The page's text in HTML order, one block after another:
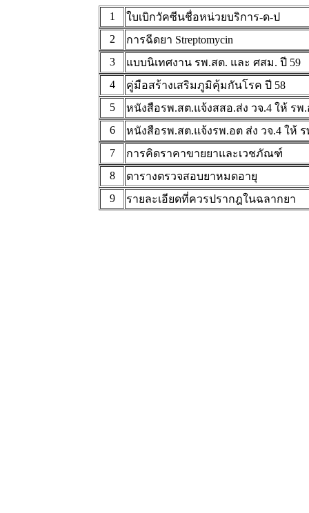
1
ใบเบิกวัคซีนชื่อหน่วยบริการ-ด-ป
2
การฉีดยา Streptomycin
3
แบบนิเทศงาน รพ.สต. และ ศสม. ปี 59
4
คู่มือสร้างเสริมภูมิคุ้มกันโรค ปี 58
5
หนังสือรพ.สต.แจ้งสสอ.ส่ง วจ.4 ให้ รพ
6
หนังสือรพ.สต.แจ้งรพ.อต ส่ง วจ.4 ให้
7
การคิดราคาขายยาและเวชภัณฑ์
8
ตารางตรวจสอบยาหมดอายุ
9
รายละเอียดที่ควรปรากฎในฉลากยา